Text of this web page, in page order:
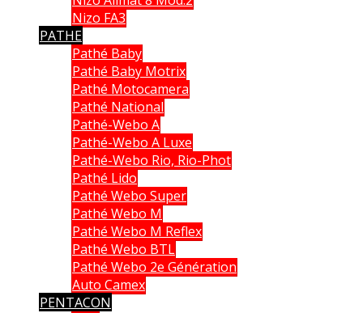
Nizo FA3
PATHE
Pathé Baby
Pathé Baby Motrix
Pathé Motocamera
Pathé National
Pathé-Webo A
Pathé-Webo A Luxe
Pathé-Webo Rio, Rio-Phot
Pathé Lido
Pathé Webo Super
Pathé Webo M
Pathé Webo M Reflex
Pathé Webo BTL
Pathé Webo 2e Génération
Auto Camex
PENTACON